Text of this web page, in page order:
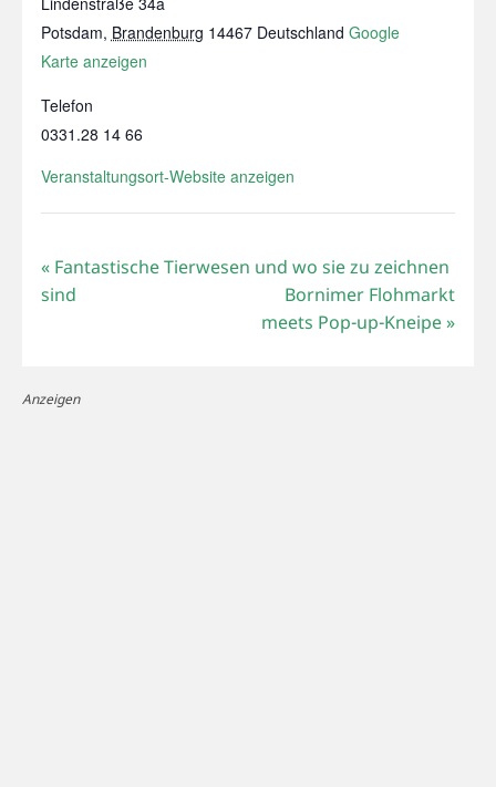
Potsdam, Brandenburg 14467 Deutschland Google
Karte anzeigen
Telefon
0331.28 14 66
Veranstaltungsort-Website anzeigen
«Fantastische Tierwesen und wo sie zu zeichnen
sind
Bornimer Flohmarkt
meets Pop-up-Kneipe»
Anzeigen